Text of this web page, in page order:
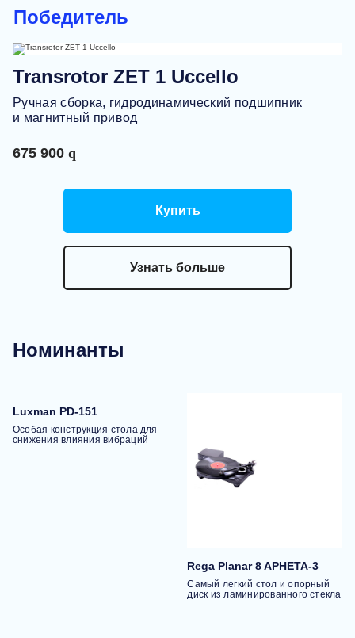
Победитель
Transrotor ZET 1 Uccello
Ручная сборка, гидродинамический подшипник
и магнитный привод
675 900
Купить
Узнать больше
Номинанты
Luxman PD-151
Особая конструкция стола для
снижения влияния вибраций
Rega Planar 8 APHETA-3
Самый легкий стол и опорный
диск из ламинированного стекла